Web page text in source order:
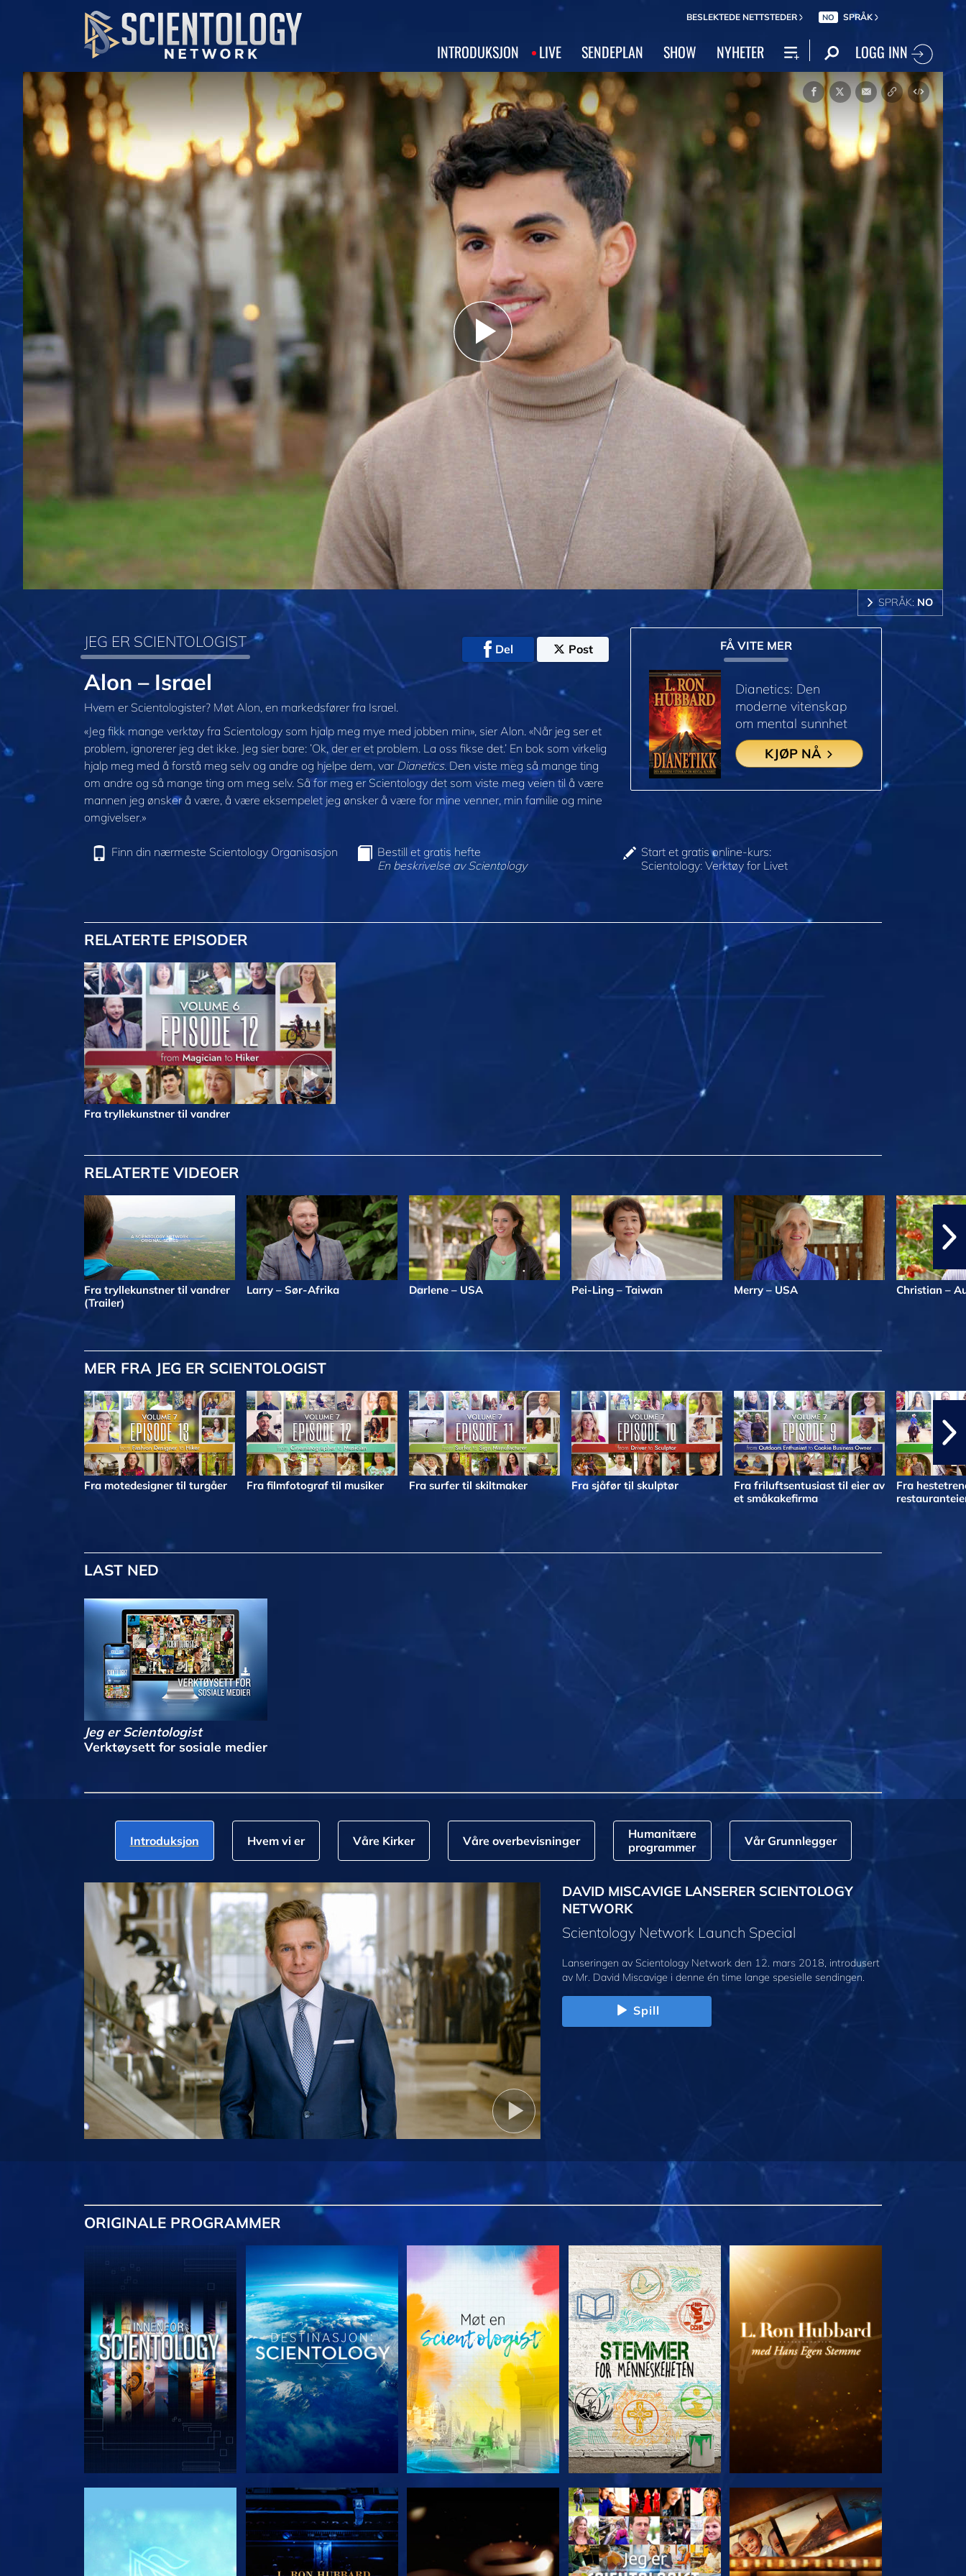
BESLEKTEDE NETTSTEDER NO SPRÅK
INTRODUKSJON LIVE SENDEPLAN SHOW NYHETER LOGG INN
Play
Video
SPRÅK: NO
JEG ER SCIENTOLOGIST Del Post
Alon – Israel
Hvem er Scientologister? Møt Alon, en markedsfører fra Israel.
«Jeg fikk mange verktøy fra Scientology som hjalp meg mye med jobben min», sier Alon. «Når jeg ser et
problem, ignorerer jeg det ikke. Jeg sier bare: ’Ok, der er et problem. La oss fikse det.’ En bok som virkelig
hjalp meg med å forstå meg selv og andre og hjelpe dem, var Dianetics. Den viste meg så mange ting
om andre og så mange ting om meg selv. Så for meg er Scientology det som viste meg veien til å være
mannen jeg ønsker å være, å være eksempelet jeg ønsker å være for mine venner, min familie og mine
omgivelser.»
FÅ VITE MER
Dianetics: Den
moderne vitenskap
om mental sunnhet
KJØP NÅ
Finn din nærmeste Scientology Organisasjon
Bestill et gratis hefte
En beskrivelse av Scientology
Start et gratis online-kurs:
Scientology: Verktøy for Livet
RELATERTE EPISODER
Fra tryllekunstner til vandrer
RELATERTE VIDEOER
Fra tryllekunstner til vandrer
(Trailer)
Larry – Sør-Afrika Darlene – USA Pei-Ling – Taiwan Merry – USA Christian –
MER FRA JEG ER SCIENTOLOGIST
Fra motedesigner til turgåer Fra filmfotograf til musiker Fra surfer til skiltmaker Fra sjåfør til skulptør
Fra friluftsentusiast til eier av
et småkakefirma
Fra
LAST NED
Jeg er Scientologist
Verktøysett for sosiale medier
Introduksjon Hvem vi er Våre Kirker Våre overbevisninger
Humanitære
programmer
Vår Grunnlegger
DAVID MISCAVIGE LANSERER SCIENTOLOGY
NETWORK
Scientology Network Launch Special
Lanseringen av Scientology Network den 12. mars 2018, introdusert
av Mr. David Miscavige i denne én time lange spesielle sendingen.
Spill
ORIGINALE PROGRAMMER
UTFORSK SERIEN UTFORSK SERIEN UTFORSK SERIEN UTFORSK SERIEN UTFORSK SERIEN